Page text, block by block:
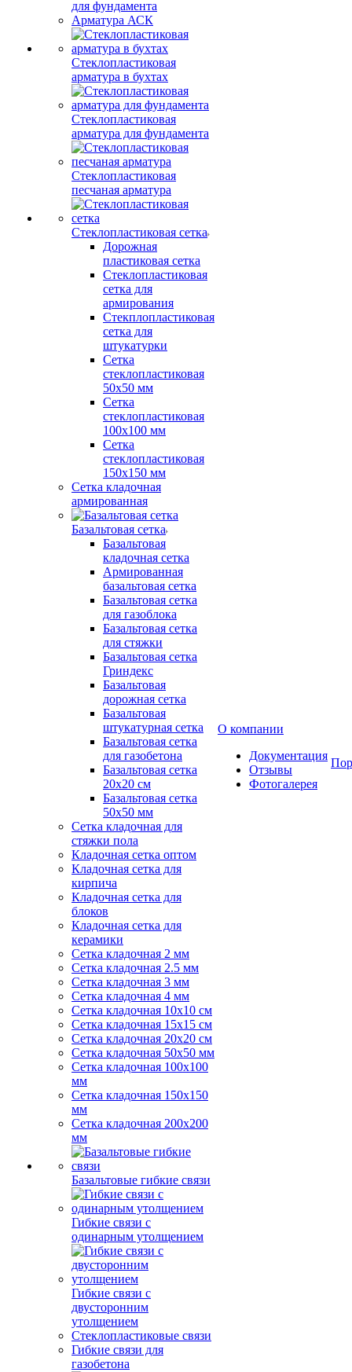
для фундамента
Арматура АСК
Стеклопластиковая
арматура в бухтах
Стеклопластиковая
арматура для фундамента
Стеклопластиковая
песчаная арматура
Стеклопластиковая сетка
Дорожная
пластиковая сетка
Стеклопластиковая
сетка для
армирования
Стекплопластиковая
сетка для
штукатурки
Сетка
стеклопластиковая
50x50 мм
Сетка
стеклопластиковая
100x100 мм
Сетка
стеклопластиковая
150x150 мм
Сетка кладочная
армированная
Базальтовая сетка
Базальтовая
кладочная сетка
Армированная
базальтовая сетка
Базальтовая сетка
для газоблока
Базальтовая сетка
для стяжки
Базальтовая сетка
Гриндекс
Базальтовая
дорожная сетка
Базальтовая
штукатурная сетка
Базальтовая сетка
для газобетона
Базальтовая сетка
20x20 см
Базальтовая сетка
50x50 мм
Сетка кладочная для
стяжки пола
Кладочная сетка оптом
Кладочная сетка для
кирпича
Кладочная сетка для
блоков
Кладочная сетка для
керамики
Сетка кладочная 2 мм
Сетка кладочная 2.5 мм
Сетка кладочная 3 мм
Сетка кладочная 4 мм
Сетка кладочная 10x10 см
Сетка кладочная 15x15 см
Сетка кладочная 20x20 см
Сетка кладочная 50x50 мм
Сетка кладочная 100x100
мм
Сетка кладочная 150x150
мм
Сетка кладочная 200x200
мм
Базальтовые гибкие связи
Гибкие связи с
одинарным утолщением
Гибкие связи с
двусторонним
утолщением
Стеклопластиковые связи
Гибкие связи для
газобетона
О компании
Документация
Отзывы
Фотогалерея